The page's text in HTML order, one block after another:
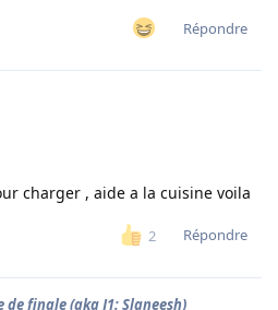
Répondre
charger , aide a la cuisine voila
2 Répondre
de finale (aka J1: Slaneesh)